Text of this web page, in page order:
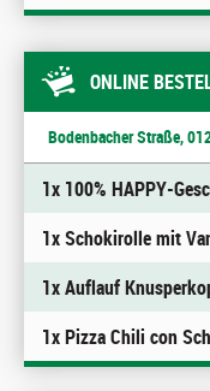
ONLINE
Bodenbacher Straße,
1x 100% HAPPY-
1x Schokirolle mit
1x Auflauf
1x Pizza Chili con